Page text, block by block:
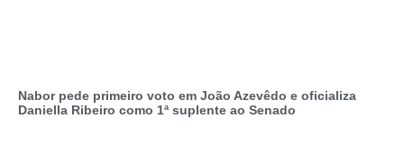
Nabor pede primeiro voto em João Azevêdo e oficializa
Daniella Ribeiro como 1ª suplente ao Senado